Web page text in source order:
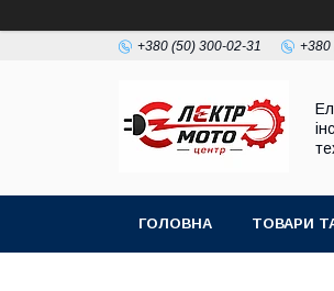
+380 (50) 300-02-31 +380
ГОЛОВНА ТОВАРИ